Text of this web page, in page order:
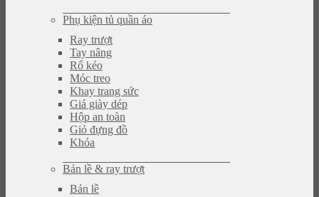
Phụ kiện tủ quần áo
Ray trượt
Tay nâng
Rổ kéo
Móc treo
Khay trang sức
Giá giày dép
Hộp an toàn
Giỏ đựng đồ
Khóa
Bản lề & ray trượt
Bản lề